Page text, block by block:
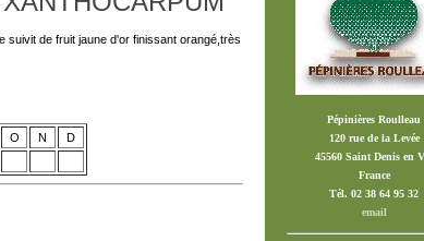
suivit de fruit jaune d'or finissant orangé,très
O N D
Pépinières Roulleau
120 rue de la Levée
45560 Saint Denis en
France
Tél. 02 38 64 95 32
email